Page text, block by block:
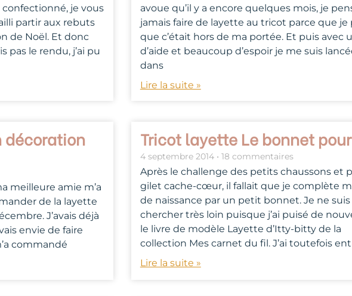
je vous
partir aux rebuts
de Noël. Et donc
pas le rendu, j’ai pu
avoue qu’il y a encore quelques mois, je
jamais faire de layette au tricot parce que je
que c’était hors de ma portée. Et puis avec
d’aide et beaucoup d’espoir je me suis
dans
Lire la suite »
décoration
meilleure amie m’a
de la layette
J’avais déjà
envie de faire
commandé
Tricot layette Le bonnet
4 septembre 2014 18 commentaires
Après le challenge des petits chaussons et
gilet cache-cœur, il fallait que je complète
de naissance par un petit bonnet. Je ne suis
chercher très loin puisque j’ai puisé de
le livre de modèle Layette d’Itty-bitty de la
collection Mes carnet du fil. J’ai toutefois
Lire la suite »